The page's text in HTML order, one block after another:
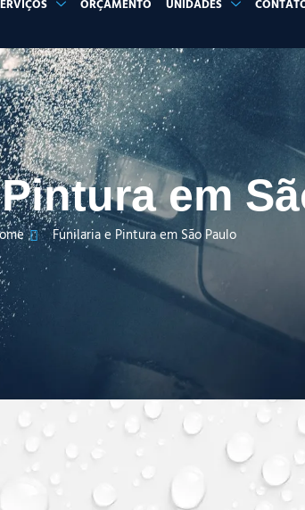
ORÇAMENTO UNIDADES
em
Funilaria e Pintura em São Paulo